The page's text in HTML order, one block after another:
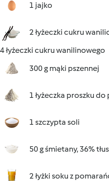
1 jajko
2 łyżeczki cukru
4 łyżeczki cukru wanilinowego
300 g mąki pszennej
1 łyżeczka proszku do
1 szczypta soli
50 g śmietany, 36%
2 łyżki soku z